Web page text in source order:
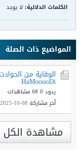
الكلمات الدلالية: لا يوجد
المواضيع ذات الصلة
الوقاية من
HaMooooDi
ردود 0
68 مشاهدات
آخر مشاركة 08-10-2025, 06:43 PM
مشاهدة الكل